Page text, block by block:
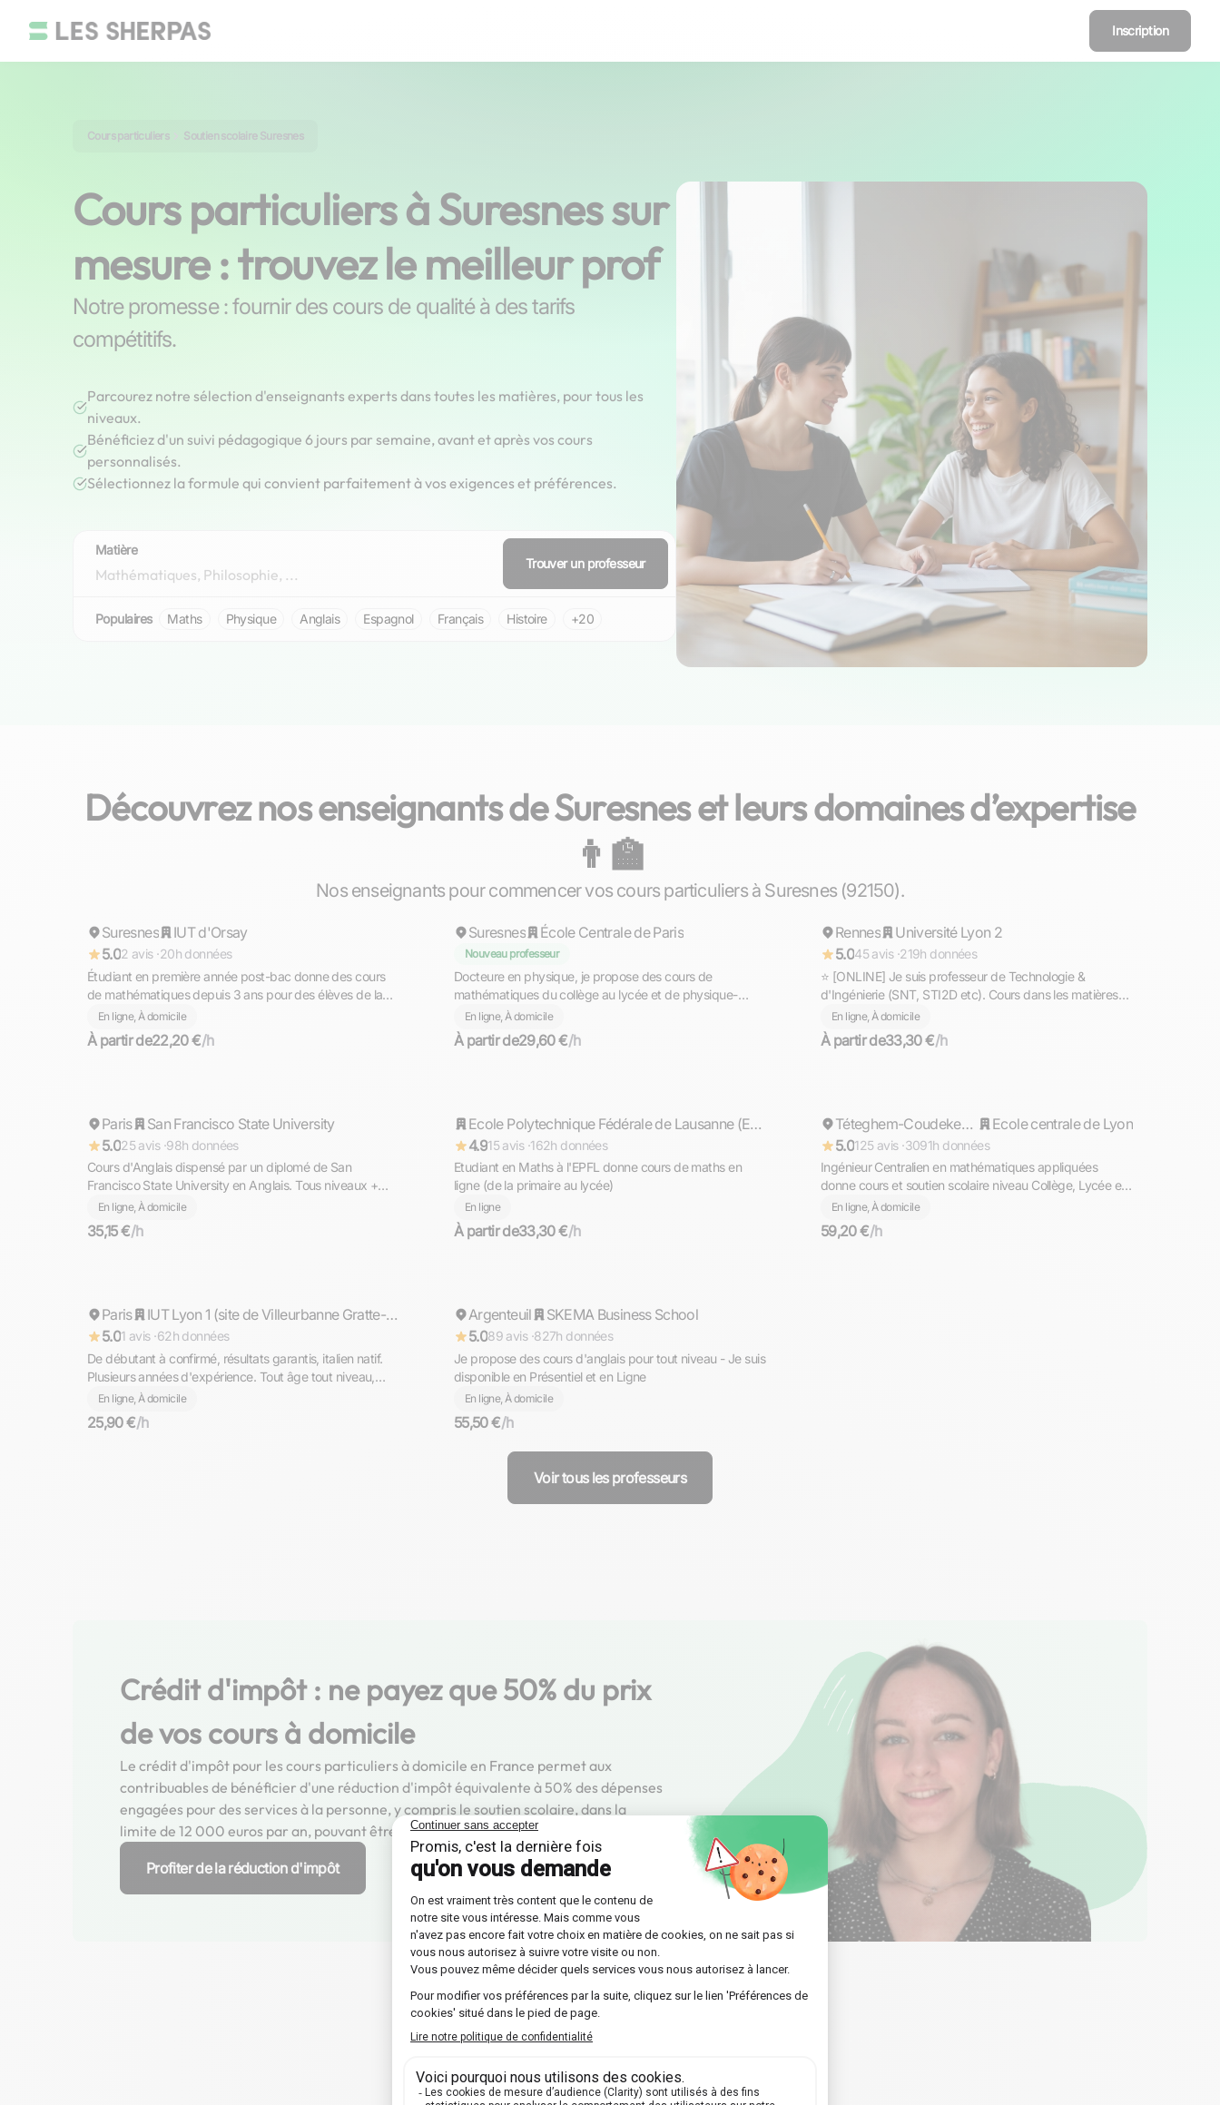
Inscription
Cours particuliers Soutien scolaire Suresnes
Cours particuliers à Suresnes sur
mesure : trouvez le meilleur prof
Notre promesse : fournir des cours de qualité à des tarifs
compétitifs.
Parcourez notre sélection d'enseignants experts dans toutes les matières, pour tous les
niveaux.
Bénéficiez d'un suivi pédagogique 6 jours par semaine, avant et après vos cours
personnalisés.
Sélectionnez la formule qui convient parfaitement à vos exigences et préférences.
Matière
Trouver un professeur
Populaires Maths Physique Anglais Espagnol Français Histoire +20
Découvrez nos enseignants de Suresnes et leurs domaines d’expertise
👨‍🏫
Nos enseignants pour commencer vos cours particuliers à Suresnes (92150).
Répond rapidement
Suresnes
IUT d'Orsay
5.02 avis ·20h données
Étudiant en première année post-bac donne des cours
de mathématiques depuis 3 ans pour des élèves de la
primaire jusqu’au lycée sur Suresnes et ses alentours
En ligne, À domicile
À partir de22,20 €/h
Suresnes École Centrale de Paris
Nouveau professeur
Docteure en physique, je propose des cours de
mathématiques du collège au lycée et de physique-
chimie au collège, en ligne.
En ligne, À domicile
À partir de29,60 €/h
Répond rapidement
Gaël
Rennes
Université Lyon 2
5.045 avis ·219h données
⭐ [ONLINE] Je suis professeur de Technologie &
d'Ingénierie (SNT, STI2D etc). Cours dans les matières
scientifiques (technologie, sciences et vie de la terre,
mathématiques, physique et chimie, EPI.
En ligne, À domicile
À partir de33,30 €/h
Répond rapidement
Paris
San Francisco State University
5.025 avis ·98h données
Cours d'Anglais dispensé par un diplomé de San
Francisco State University en Anglais. Tous niveaux +
TOEFL, TOEIC, GMAT
En ligne, À domicile
35,15 €/h
Répond rapidement
Ecole Polytechnique Fédérale de Lausanne (EPFL)
4.915 avis ·162h données
Etudiant en Maths à l'EPFL donne cours de maths en
ligne (de la primaire au lycée)
En ligne
À partir de33,30 €/h
Répond rapidement Téteghem-Coudekerque-Village
Ecole centrale de Lyon
5.0125 avis ·3091h données
Ingénieur Centralien en mathématiques appliquées
donne cours et soutien scolaire niveau Collège, Lycée et
Supérieur (prépa)
En ligne, À domicile
59,20 €/h
Répond rapidement
Paris
IUT Lyon 1 (site de Villeurbanne Gratte-ciel)
5.01 avis ·62h données
De débutant à confirmé, résultats garantis, italien natif.
Plusieurs années d'expérience. Tout âge tout niveau,
diplômé du Bac avec Option Internationale Italien,
l'équivalent de la Maturità (bac italien)
En ligne, À domicile
25,90 €/h
Répond rapidement
Argenteuil
SKEMA Business School
5.089 avis ·827h données
Je propose des cours d'anglais pour tout niveau - Je suis
disponible en Présentiel et en Ligne
En ligne, À domicile
55,50 €/h
Voir tous les professeurs
Crédit d'impôt : ne payez que 50% du prix
de vos cours à domicile
Le crédit d'impôt pour les cours particuliers à domicile en France permet aux
contribuables de bénéficier d'une réduction d'impôt équivalente à 50% des dépenses
engagées pour des services à la personne, y compris le soutien scolaire, dans la
limite de 12 000 euros par an, pouvant être majorée sous certaines conditions.
Profiter de la réduction d'impôt